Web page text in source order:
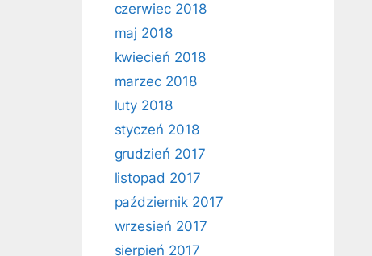
czerwiec 2018
maj 2018
kwiecień 2018
marzec 2018
luty 2018
styczeń 2018
grudzień 2017
listopad 2017
październik 2017
wrzesień 2017
sierpień 2017